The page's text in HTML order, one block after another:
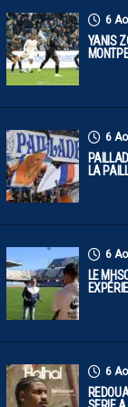
6
YANIS
6
LA
6
LE
6